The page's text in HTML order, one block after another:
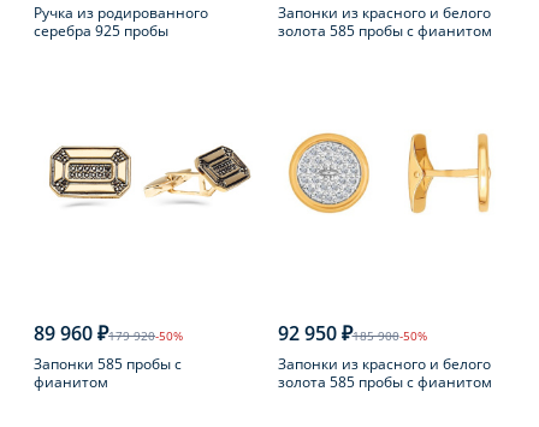
Ручка из родированного
серебра 925 пробы
Запонки из красного и белого
золота 585 пробы с фианитом
89 960 ₽179 920-50%
Запонки 585 пробы с
фианитом
92 950 ₽185 900-50%
Запонки из красного и белого
золота 585 пробы с фианитом